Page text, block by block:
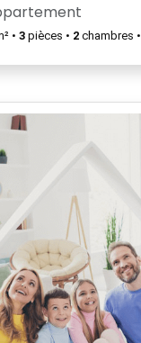
• 3 pièces • 2 chambres •